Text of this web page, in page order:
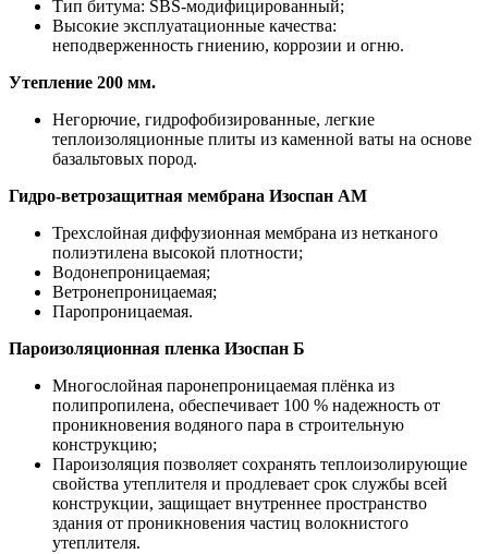
Тип битума: SBS-модифицированный;
Высокие эксплуатационные качества:
неподверженность гниению, коррозии и огню.
Утепление 200 мм.
Негорючие, гидрофобизированные, легкие
теплоизоляционные плиты из каменной ваты на основе
базальтовых пород.
Гидро-ветрозащитная мембрана Изоспан АМ
Трехслойная диффузионная мембрана из нетканого
полиэтилена высокой плотности;
Водонепроницаемая;
Ветронепроницаемая;
Паропроницаемая.
Пароизоляционная пленка Изоспан Б
Многослойная паронепроницаемая плёнка из
полипропилена, обеспечивает 100 % надежность от
проникновения водяного пара в строительную
конструкцию;
Пароизоляция позволяет сохранять теплоизолирующие
свойства утеплителя и продлевает срок службы всей
конструкции, защищает внутреннее пространство
здания от проникновения частиц волокнистого
утеплителя.